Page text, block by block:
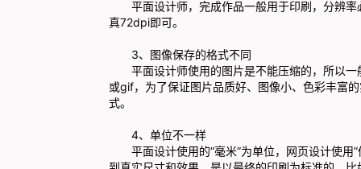
平面设计师，完成作品一般用于印刷，分辨率
真72dpi即可。
3、图像保存的格式不同
平面设计师使用的图片是不能压缩的，所以一
或gif，为了保证图片品质好、图像小、色彩丰富
式。
4、单位不一样
平面设计使用的“毫米”为单位，网页设计使用”